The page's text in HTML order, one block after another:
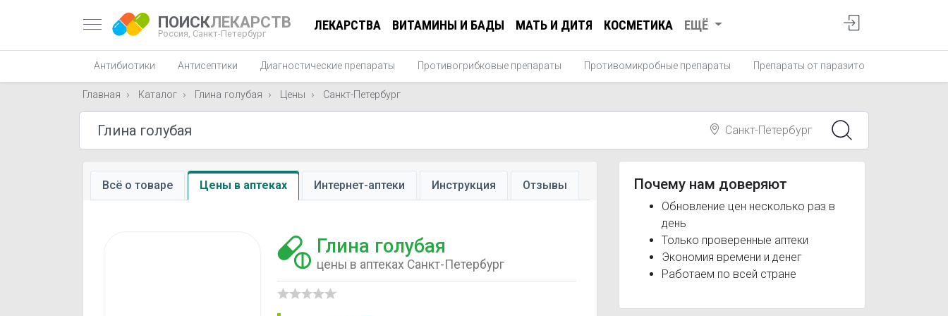
ПОИСКЛЕКАРСТВ
Россия, Санкт-Петербург
ЛЕКАРСТВА ВИТАМИНЫ И БАДЫ МАТЬ И ДИТЯ КОСМЕТИКА ЕЩЁ
Антибиотики Антисептики Диагностические препараты Противогрибковые препараты Противомикробные препараты Препараты от паразитов
Главная Каталог Глина голубая Цены Санкт-Петербург
Санкт-Петербург
Всё о товаре Цены в аптеках Интернет-аптеки Инструкция Отзывы
Глина голубая
цены в аптеках Санкт-Петербург
Почему нам доверяют
Обновление цен несколько раз в
день
Только проверенные аптеки
Экономия времени и денег
Работаем по всей стране